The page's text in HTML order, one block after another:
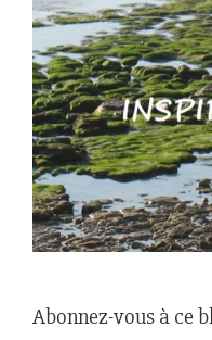
Abonnez-vous à ce